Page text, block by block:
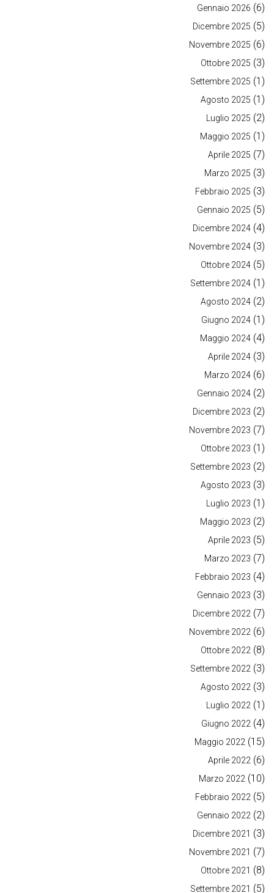
Gennaio 2026 (6)
Dicembre 2025 (5)
Novembre 2025 (6)
Ottobre 2025 (3)
Settembre 2025 (1)
Agosto 2025 (1)
Luglio 2025 (2)
Maggio 2025 (1)
Aprile 2025 (7)
Marzo 2025 (3)
Febbraio 2025 (3)
Gennaio 2025 (5)
Dicembre 2024 (4)
Novembre 2024 (3)
Ottobre 2024 (5)
Settembre 2024 (1)
Agosto 2024 (2)
Giugno 2024 (1)
Maggio 2024 (4)
Aprile 2024 (3)
Marzo 2024 (6)
Gennaio 2024 (2)
Dicembre 2023 (2)
Novembre 2023 (7)
Ottobre 2023 (1)
Settembre 2023 (2)
Agosto 2023 (3)
Luglio 2023 (1)
Maggio 2023 (2)
Aprile 2023 (5)
Marzo 2023 (7)
Febbraio 2023 (4)
Gennaio 2023 (3)
Dicembre 2022 (7)
Novembre 2022 (6)
Ottobre 2022 (8)
Settembre 2022 (3)
Agosto 2022 (3)
Luglio 2022 (1)
Giugno 2022 (4)
Maggio 2022 (15)
Aprile 2022 (6)
Marzo 2022 (10)
Febbraio 2022 (5)
Gennaio 2022 (2)
Dicembre 2021 (3)
Novembre 2021 (7)
Ottobre 2021 (8)
Settembre 2021 (5)